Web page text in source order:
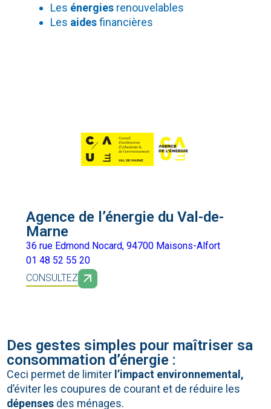
Les énergies renouvelables
Les aidesfinancières
Agence de l’énergie du Val-de-
Marne
36 rue Edmond Nocard, 94700 Maisons-Alfort
01 48 52 55 20
CONSULTEZ
Des gestes simples pour maîtriser sa
consommation d’énergie :
Ceci permet de limiter l’impact environnemental,
d’éviter les coupures de courant et de réduire les
dépenses des ménages.